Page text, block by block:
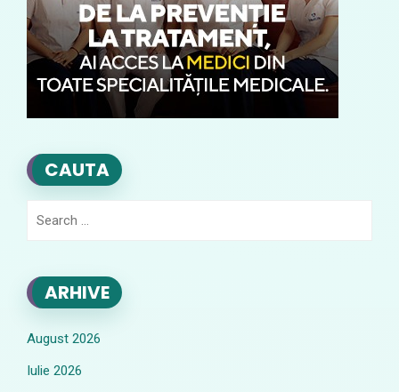
CAUTA
ARHIVE
August 2026
Iulie 2026